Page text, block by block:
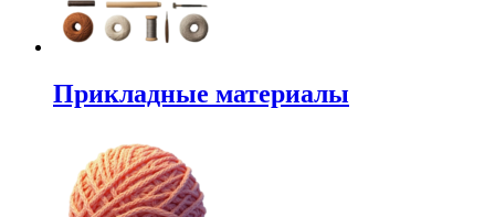
Прикладные материалы